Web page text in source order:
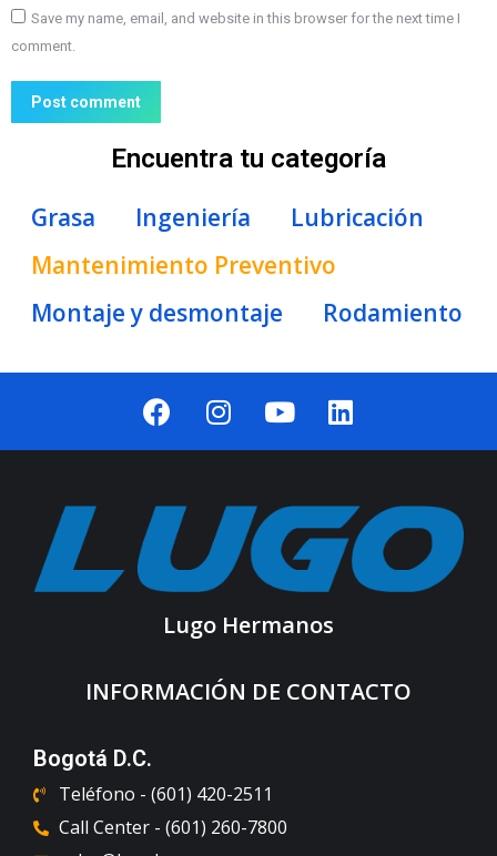
Save my name, email, and website in this browser for the next time I
comment.
Post comment
Encuentra tu categoría
Grasa
Ingeniería
Lubricación
Mantenimiento Preventivo
Montaje y desmontaje
Rodamiento
Lugo Hermanos
INFORMACIÓN DE CONTACTO
Bogotá D.C.
Teléfono - (601) 420-2511
Call Center - (601) 260-7800